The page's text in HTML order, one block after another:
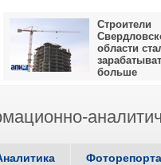
Строители
области
больше